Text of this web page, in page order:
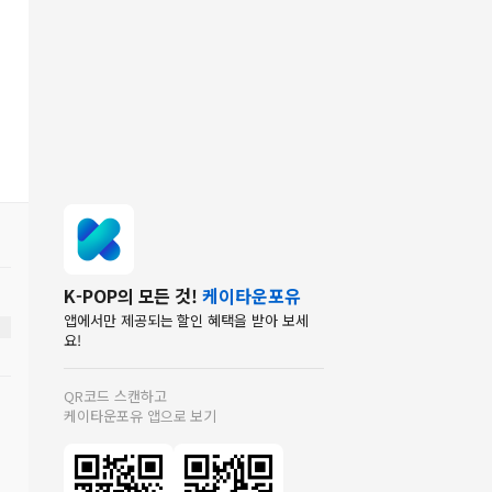
K-POP의 모든 것! 케이타운포유
앱에서만 제공되는 할인 혜택을 받아 보세
요!
QR코드 스캔하고
케이타운포유 앱으로 보기